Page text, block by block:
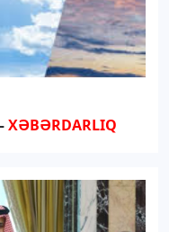
XƏBƏRDARLIQ